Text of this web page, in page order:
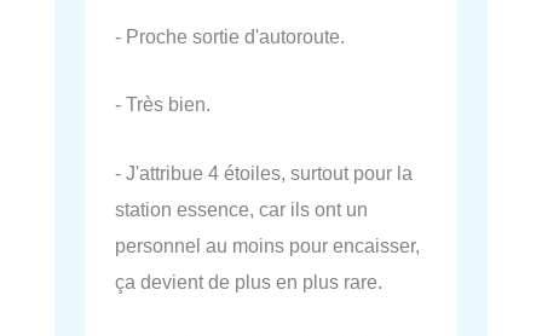
- Proche sortie d'autoroute.
- Très bien.
- J'attribue 4 étoiles, surtout pour la
station essence, car ils ont un
personnel au moins pour encaisser,
ça devient de plus en plus rare.